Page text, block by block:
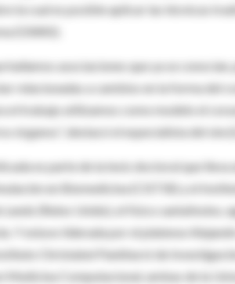
la cual es posible aplicar las técnicas
(GWAS).
hallamos asociaciones que ya se
relacionadas a cambios en la forma del
el trabajo utilizamos como modelo el
órganos”, destacó el especialista del sinc(i).
es parte de la tesis doctoral que lleva
en Biomedicina (CISTIB) y el
Leeds (Reino Unido), el físico santafesino,
Y estuvo liderada por el platense
Christabel Pankhurst de
Medicina Computacional, ambas de la